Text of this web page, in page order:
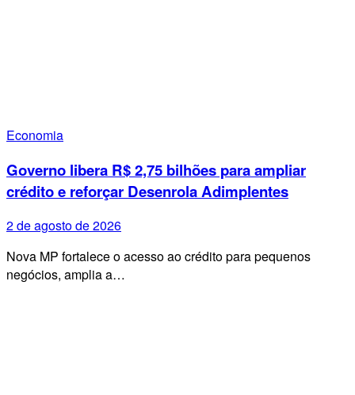
Economia
Governo libera R$ 2,75 bilhões para ampliar
crédito e reforçar Desenrola Adimplentes
2 de agosto de 2026
Nova MP fortalece o acesso ao crédito para pequenos
negócios, amplia a…